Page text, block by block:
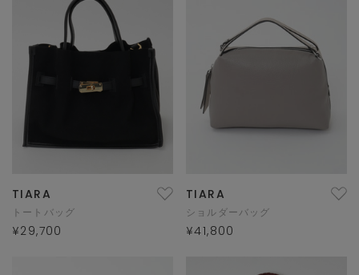
TIARA
トートバッグ
¥29,700
TIARA
ショルダーバッグ
¥41,800